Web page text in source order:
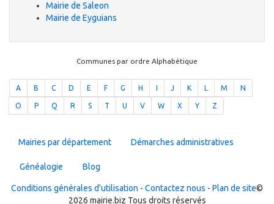
Mairie de Saleon
Mairie de Eyguians
Communes par ordre Alphabétique
A B C D E F G H J K L M N
O P Q R S T U V W X Y Z
Mairies par département Démarches administratives
Généalogie Blog
Conditions générales d'utilisation - Contactez nous - Plan de site©
2026 mairie.biz Tous droits réservés